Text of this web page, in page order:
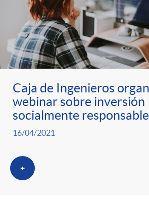
Caja de Ingenieros
webinar sobre inversión
socialmente responsable
16/04/2021
+